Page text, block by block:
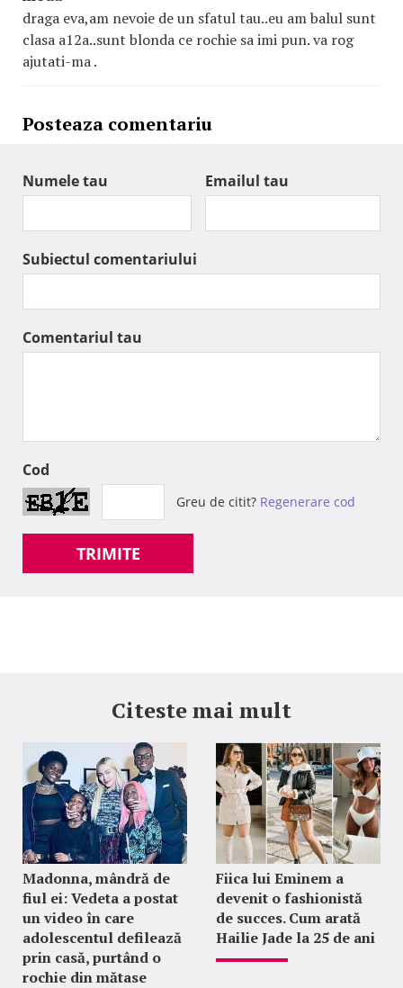
draga eva,am nevoie de un sfatul tau..eu am balul sunt
clasa a12a..sunt blonda ce rochie sa imi pun. va rog
ajutati-ma .
Posteaza comentariu
Numele tau Emailul tau
Subiectul comentariului
Comentariul tau
Cod
Greu de citit? Regenerare cod
TRIMITE
Citeste mai mult
Madonna, mândră de
fiul ei: Vedeta a postat
un video în care
adolescentul defilează
prin casă, purtând o
rochie din mătase
Fiica lui Eminem a
devenit o fashionistă
de succes. Cum arată
Hailie Jade la 25 de ani